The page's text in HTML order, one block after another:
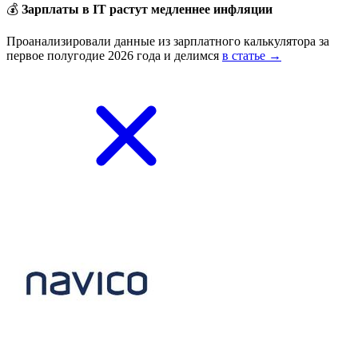
💰 Зарплаты в IT растут медленнее инфляции
Проанализировали данные из зарплатного калькулятора за
первое полугодие 2026 года и делимся в статье →